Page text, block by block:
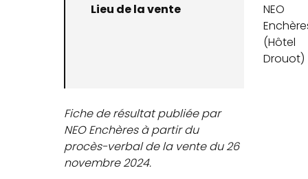
Lieu de la vente
NEO
(Hôtel
Drouot)
Fiche de résultat publiée par
NEO Enchères à partir du
procès-verbal de la vente du 26
novembre 2024.